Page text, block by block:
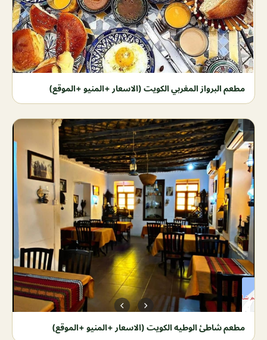
مطعم البرواز المغربي الكويت (الاسعار +المنيو +الموقع)
مطعم شاطئ الوطيه الكويت (الاسعار +المنيو +الموقع)